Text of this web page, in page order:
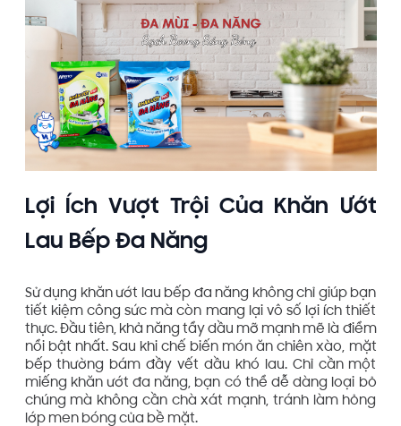
Lợi Ích Vượt Trội Của Khăn Ướt
Lau Bếp Đa Năng
Sử dụng khăn ướt lau bếp đa năng không chỉ giúp bạn
tiết kiệm công sức mà còn mang lại vô số lợi ích thiết
thực. Đầu tiên, khả năng tẩy dầu mỡ mạnh mẽ là điểm
nổi bật nhất. Sau khi chế biến món ăn chiên xào, mặt
bếp thường bám đầy vết dầu khó lau. Chỉ cần một
miếng khăn ướt đa năng, bạn có thể dễ dàng loại bỏ
chúng mà không cần chà xát mạnh, tránh làm hỏng
lớp men bóng của bề mặt.